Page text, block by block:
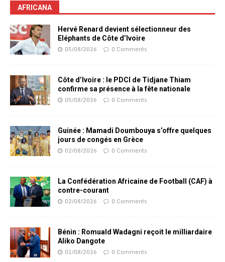
AFRICANA
Hervé Renard devient sélectionneur des
Eléphants de Côte d’Ivoire
05/08/2026 0 Comments
Côte d’Ivoire : le PDCI de Tidjane Thiam
confirme sa présence à la fête nationale
05/08/2026 0 Comments
Guinée : Mamadi Doumbouya s’offre quelques
jours de congés en Grèce
02/08/2026 0 Comments
La Confédération Africaine de Football (CAF) à
contre-courant
02/08/2026 0 Comments
Bénin : Romuald Wadagni reçoit le milliardaire
Aliko Dangote
01/08/2026 0 Comments